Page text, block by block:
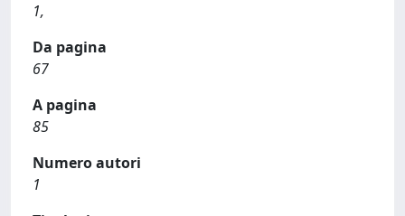
1,
Da pagina
67
A pagina
85
Numero autori
1